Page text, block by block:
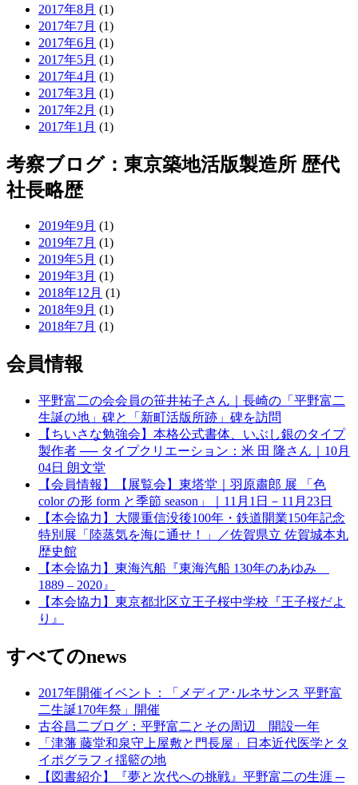
2017年8月 (1)
2017年7月 (1)
2017年6月 (1)
2017年5月 (1)
2017年4月 (1)
2017年3月 (1)
2017年2月 (1)
2017年1月 (1)
考察ブログ：東京築地活版製造所 歴代
社長略歴
2019年9月 (1)
2019年7月 (1)
2019年5月 (1)
2019年3月 (1)
2018年12月 (1)
2018年9月 (1)
2018年7月 (1)
会員情報
平野富二の会会員の笹井祐子さん｜長崎の「平野富二
生誕の地」碑と「新町活版所跡」碑を訪問
【ちいさな勉強会】本格公式書体、いぶし銀のタイプ
製作者 ── タイプクリエーション：米 田 隆さん｜10月
04日 朗文堂
【会員情報】【展覧会】東塔堂｜羽原肅郎 展 「色
color の形 form と季節 season」｜11月1日－11月23日
【本会協力】大隈重信没後100年・鉄道開業150年記念
特別展「陸蒸気を海に通せ！」／佐賀県立 佐賀城本丸
歴史館
【本会協力】東海汽船『東海汽船 130年のあゆみ
1889 – 2020』
【本会協力】東京都北区立王子桜中学校『王子桜だよ
り』
すべてのnews
2017年開催イベント：「メディア･ルネサンス 平野富
二生誕170年祭」開催
古谷昌二ブログ：平野富二とその周辺 開設一年
「津藩 藤堂和泉守上屋敷と門長屋」日本近代医学とタ
イポグラフィ揺籃の地
【図書紹介】『夢と次代への挑戦』平野富二の生涯 ─